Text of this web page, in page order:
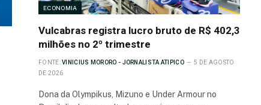
ECONOMIA
Vulcabras registra lucro bruto de R$ 402,3
milhões no 2º trimestre
FONTE: VINICIUS MORORO - JORNALISTA ATIPICO
5 DE AGOSTO
DE 2026
Dona da Olympikus, Mizuno e Under Armour no